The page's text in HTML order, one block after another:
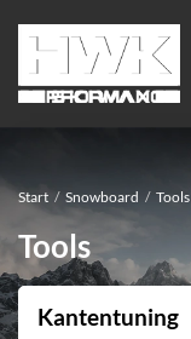
Start / Snowboard / Tools
Tools
Kantentuning